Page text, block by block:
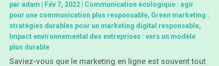
par adam Fév 7, 2022
Communication écologique : agir
pour une communication plus responsable, Green marketing :
stratégies durables pour un marketing digital responsable,
Impact environnemental des entreprises : vers un modèle
plus durable
Saviez-vous que le marketing en ligne est souvent tout